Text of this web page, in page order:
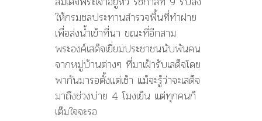
ให้กรมชลประทานสำรวจพื้นที่ทำฝาย
เพื่อส่งน้ำเข้าที่นา ขณะที่อีกสาม
พระองค์เสด็จเยี่ยมประชาชนนับพันคน
จากหมู่บ้านต่างๆ ที่มาเฝ้ารับเสด็จโดย
พากันมารอตั้งแต่เช้า แม้จะรู้ว่าจะเสด็จ
มาถึงช่วงบ่าย 4 โมงเย็น แต่ทุกคนก็
เต็มใจจะรอ